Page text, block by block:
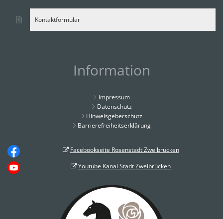
Kontaktformular
Information
Impressum
Datenschutz
Hinweisgeberschutz
Barrierefreiheitserklärung
Facebookseite Rosenstadt Zweibrücken
Youtube Kanal Stadt Zweibrücken